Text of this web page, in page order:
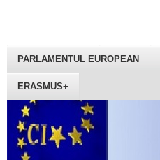
PARLAMENTUL EUROPEAN
ERASMUS+